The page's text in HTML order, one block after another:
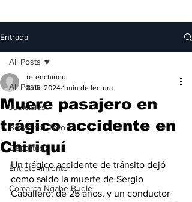
Entrada
All Posts
Judiciales
Bocas del Toro
Deportes
Entretenimiento
Comarca Ngäbe-Buglé
All Posts
Muere pasajero en
trágico accidente en
Chiriquí
retenchiriqui
8 dic 2024 1 min de lectura
Un trágico accidente de tránsito dejó
como saldo la muerte de Sergio
Caballero, de 25 años, y un conductor